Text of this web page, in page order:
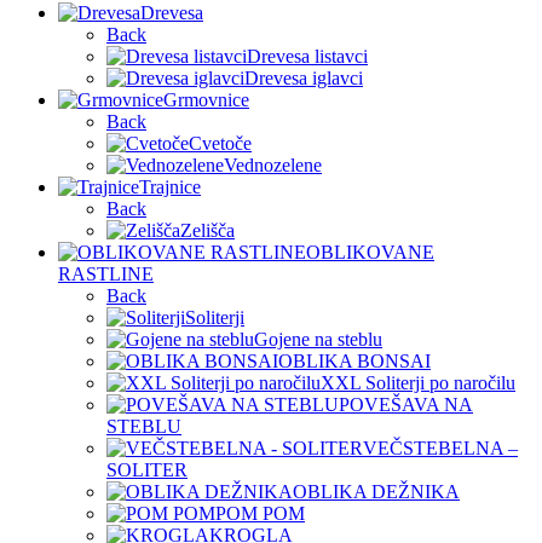
Drevesa
Back
Drevesa listavci
Drevesa iglavci
Grmovnice
Back
Cvetoče
Vednozelene
Trajnice
Back
Zelišča
OBLIKOVANE
RASTLINE
Back
Soliterji
Gojene na steblu
OBLIKA BONSAI
XXL Soliterji po naročilu
POVEŠAVA NA
STEBLU
VEČSTEBELNA –
SOLITER
OBLIKA DEŽNIKA
POM POM
KROGLA